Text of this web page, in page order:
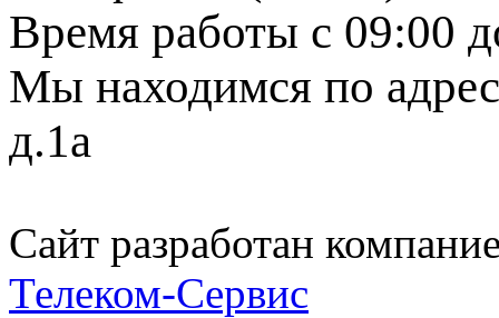
Время работы с 09:00
Мы находимся по
д.1а
Сайт разработан
Телеком-Сервис